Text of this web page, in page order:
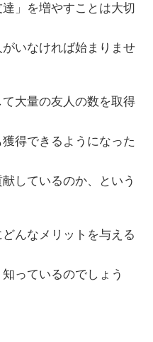
」を増やすことは大切
いなければ始まりませ
大量の友人の数を取得
得できるようになった
しているのか、という
んなメリットを与える
っているのでしょう